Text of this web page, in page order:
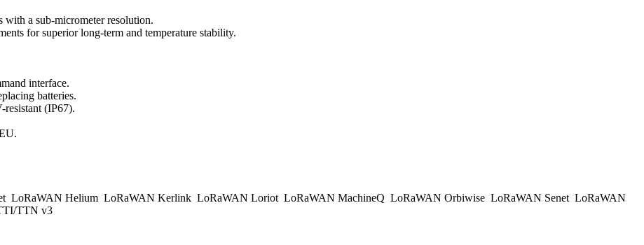
with a sub-micrometer resolution.
for superior long-term and temperature stability.
interface.
batteries.
resistant (IP67).
LoRaWAN Helium LoRaWAN Kerlink LoRaWAN Loriot LoRaWAN MachineQ LoRaWAN Orbiwise LoRaWAN Senet LoRaWAN
TTN v3